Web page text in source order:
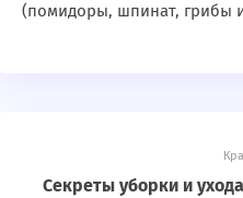
(помидоры, шпинат, грибы
Секреты уборки и